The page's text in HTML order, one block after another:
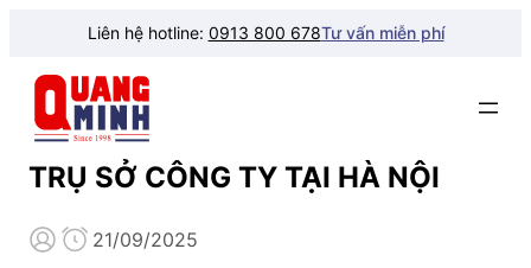
Liên hệ hotline: 0913 800 678Tư vấn miễn phí
TRỤ SỞ CÔNG TY TẠI HÀ NỘI
21/09/2025